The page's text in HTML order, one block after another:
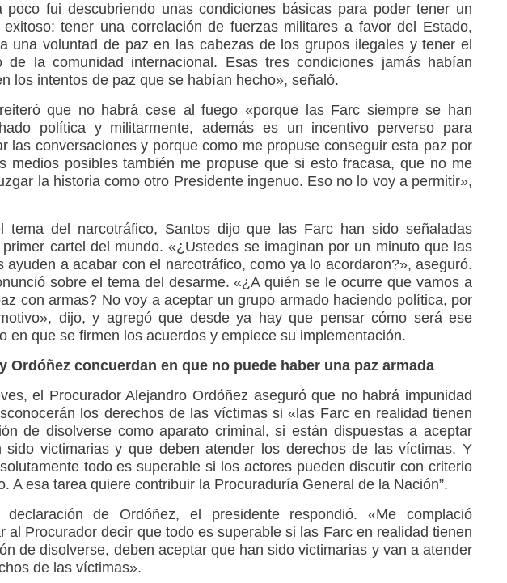
poco fui descubriendo unas condiciones básicas para poder tener un
exitoso: tener una correlación de fuerzas militares a favor del Estado,
una voluntad de paz en las cabezas de los grupos ilegales y tener el
de la comunidad internacional. Esas tres condiciones jamás habían
los intentos de paz que se habían hecho», señaló.
que no habrá cese al fuego «porque las Farc siempre se han
política y militarmente, además es un incentivo perverso para
las conversaciones y porque como me propuse conseguir esta paz por
medios posibles también me propuse que si esto fracasa, que no me
la historia como otro Presidente ingenuo. Eso no lo voy a permitir»,
tema del narcotráfico, Santos dijo que las Farc han sido señaladas
cartel del mundo. «¿Ustedes se imaginan por un minuto que las
ayuden a acabar con el narcotráfico, como ya lo acordaron?», aseguró.
sobre el tema del desarme. «¿A quién se le ocurre que vamos a
con armas? No voy a aceptar un grupo armado haciendo política, por
dijo, y agregó que desde ya hay que pensar cómo será ese
en que se firmen los acuerdos y empiece su implementación.
Ordóñez concuerdan en que no puede haber una paz armada
el Procurador Alejandro Ordóñez aseguró que no habrá impunidad
los derechos de las víctimas si «las Farc en realidad tienen
de disolverse como aparato criminal, si están dispuestas a aceptar
sido victimarias y que deben atender los derechos de las víctimas. Y
todo es superable si los actores pueden discutir con criterio
A esa tarea quiere contribuir la Procuraduría General de la Nación”.
de Ordóñez, el presidente respondió. «Me complació
al Procurador decir que todo es superable si las Farc en realidad tienen
de disolverse, deben aceptar que han sido victimarias y van a atender
de las víctimas».